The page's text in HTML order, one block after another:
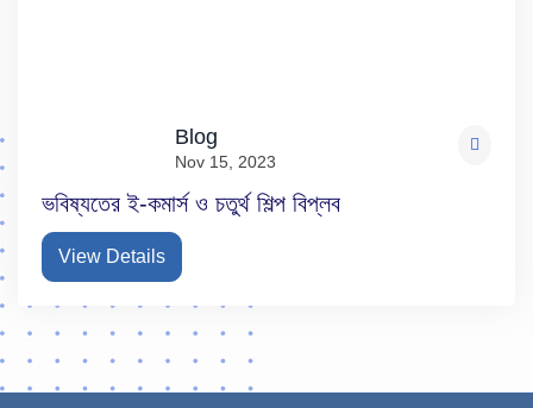
Blog
Nov 15, 2023
ভবিষ্যতের ই-কমার্স ও চতুর্থ শিল্প বিপ্লব
View Details